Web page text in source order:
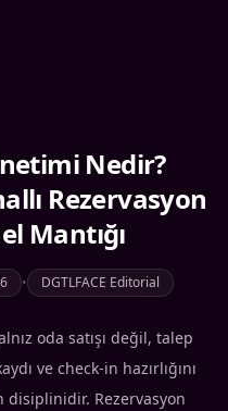
Nedir?
Rezervasyon
Mantığı
• DGTLFACE Editorial
oda satışı değil, talep
ve check-in hazırlığını
Rezervasyon